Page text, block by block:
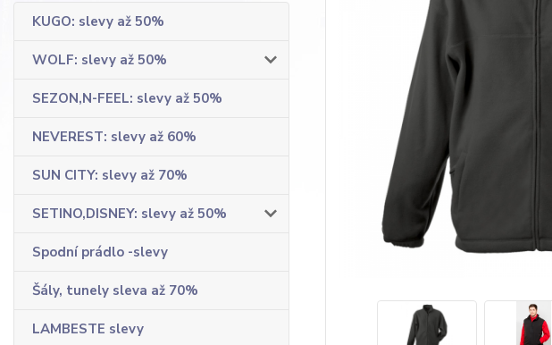
KUGO: slevy až 50%
WOLF: slevy až 50%
SEZON,N-FEEL: slevy až 50%
NEVEREST: slevy až 60%
SUN CITY: slevy až 70%
SETINO,DISNEY: slevy až 50%
Spodní prádlo -slevy
Šály, tunely sleva až 70%
LAMBESTE slevy